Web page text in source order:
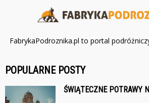
FabrykaPodroznika.pl to portal
POPULARNE POSTY
ŚWIĄTECZNE POTRAWY